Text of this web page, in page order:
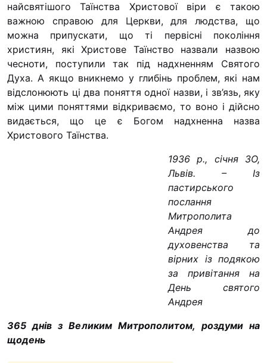
Контакти
(096) 749 79 80
procopecj@gmail.com
найсвятішого Таїнства Христової віри є такою
важною справою для Церкви, для людства, що
можна припускати, що ті первісні покоління
християн, які Христове Таїнство назвали назвою
чесно­ти, поступили так під надхненням Святого
Духа. А якщо вникнемо у глибінь проблем, які нам
відслонюють ці два поняття одної назви, і зв’язь, яку
між цими поняттями відкриваємо, то воно і дійсно
видається, що це є Богом надхненна назва
Христового Таїнства.
1936 р., січня ЗО,
Львів. – Із
пастирського
послання
Митрополита
Андрея до
духовенства та
вірних із подякою
за привітання на
День святого
Андрея
365 днів з Великим Митрополитом, роздуми на
щодень